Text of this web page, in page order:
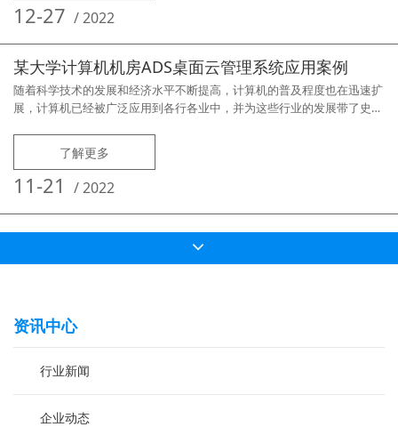
（图一）（图二）
12-27 /2022
某大学计算机机房ADS桌面云管理系统应用案例
随着科学技术的发展和经济水平不断提高，计算机的普及程度也在迅速扩
展，计算机已经被广泛应用到各行各业中，并为这些行业的发展带了史无
础学科，同时学校计算机教学机房也日益多了起来。信息化管理的工作的
困度，也随之而来。所以高效的机房管理软件，也随之而生。 某大学现
有计算机机房8个，在同一楼宇不同楼层，几百台的计算
了解更多
11-21 /2022
资讯中心
行业新闻
企业动态